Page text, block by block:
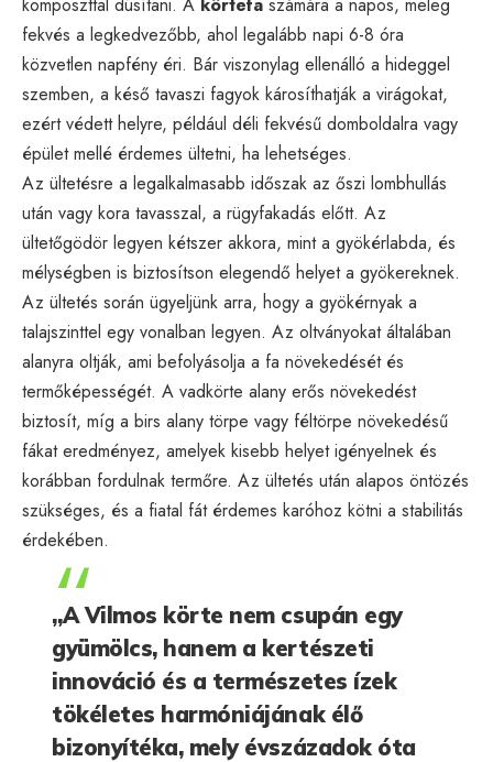
fekvés a legkedvezőbb, ahol legalább napi 6-8 óra
közvetlen napfény éri. Bár viszonylag ellenálló a hideggel
szemben, a késő tavaszi fagyok károsíthatják a virágokat,
ezért védett helyre, például déli fekvésű domboldalra vagy
épület mellé érdemes ültetni, ha lehetséges.
Az ültetésre a legalkalmasabb időszak az őszi lombhullás
után vagy kora tavasszal, a rügyfakadás előtt. Az
ültetőgödör legyen kétszer akkora, mint a gyökérlabda, és
mélységben is biztosítson elegendő helyet a gyökereknek.
Az ültetés során ügyeljünk arra, hogy a gyökérnyak a
talajszinttel egy vonalban legyen. Az oltványokat általában
alanyra oltják, ami befolyásolja a fa növekedését és
termőképességét. A vadkörte alany erős növekedést
biztosít, míg a birs alany törpe vagy féltörpe növekedésű
fákat eredményez, amelyek kisebb helyet igényelnek és
korábban fordulnak termőre. Az ültetés után alapos öntözés
szükséges, és a fiatal fát érdemes karóhoz kötni a stabilitás
érdekében.
„A Vilmos körte nem csupán egy
gyümölcs, hanem a kertészeti
innováció és a természetes ízek
tökéletes harmóniájának élő
bizonyítéka, mely évszázadok óta